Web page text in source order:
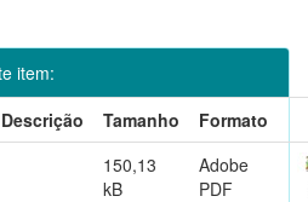
item:
Descrição Tamanho
Formato
150,13
kB
Adobe
PDF